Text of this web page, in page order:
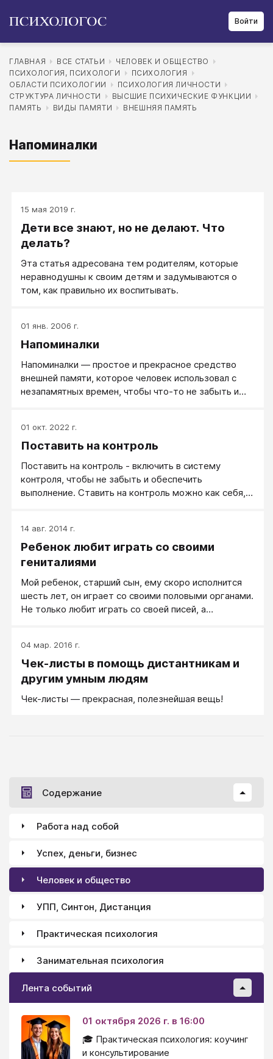
Войти
ГЛАВНАЯ ВСЕ СТАТЬИ
ЧЕЛОВЕК И ОБЩЕСТВО
ПСИХОЛОГИЯ, ПСИХОЛОГИ
ПСИХОЛОГИЯ
ОБЛАСТИ ПСИХОЛОГИИ
ПСИХОЛОГИЯ ЛИЧНОСТИ
СТРУКТУРА ЛИЧНОСТИ
ВЫСШИЕ ПСИХИЧЕСКИЕ ФУНКЦИИ
ПАМЯТЬ
ВИДЫ ПАМЯТИ ВНЕШНЯЯ ПАМЯТЬ
Напоминалки
15 мая 2019 г.
Дети все знают, но не делают. Что
делать?
Эта статья адресована тем родителям, которые
неравнодушны к своим детям и задумываются о
том, как правильно их воспитывать.
01 янв. 2006 г.
Напоминалки
Напоминалки — простое и прекрасное средство
внешней памяти, которое человек использовал с
незапамятных времен, чтобы что-то не забыть и
01 окт. 2022 г.
Поставить на контроль
Поставить на контроль - включить в систему
контроля, чтобы не забыть и обеспечить
выполнение. Ставить на контроль можно как себя,
действия или поведение другого человека теперь у
вас на контроле, обычно это вызывает у него
конструктивное напряжение и повышает его
14 авг. 2014 г.
Ребенок любит играть со своими
гениталиями
Мой ребенок, старший сын, ему скоро исполнится
шесть лет, он играет со своими половыми органами.
Не только любит играть со своей писей, а
трусы... В первую очередь он вовлекает в это
своего брата, тот начинает все это делать за ним.
Что мне с этим делать?
04 мар. 2016 г.
Чек-листы в помощь дистантникам и
другим умным людям
Чек-листы ― прекрасная, полезнейшая вещь!
Содержание
Работа над собой
Успех, деньги, бизнес
Человек и общество
УПП, Синтон, Дистанция
Практическая психология
Занимательная психология
Лента событий
01 октября 2026 г. в 16:00
🎓 Практическая психология: коучинг
и консультирование